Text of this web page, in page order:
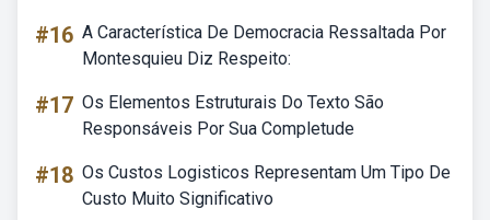
#16 A Característica De Democracia Ressaltada Por
Montesquieu Diz Respeito:
#17 Os Elementos Estruturais Do Texto São
Responsáveis Por Sua Completude
#18 Os Custos Logisticos Representam Um Tipo De
Custo Muito Significativo